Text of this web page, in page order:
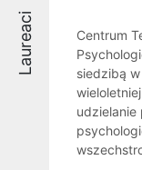
Laureaci
Centrum
siedzibą
udzielanie